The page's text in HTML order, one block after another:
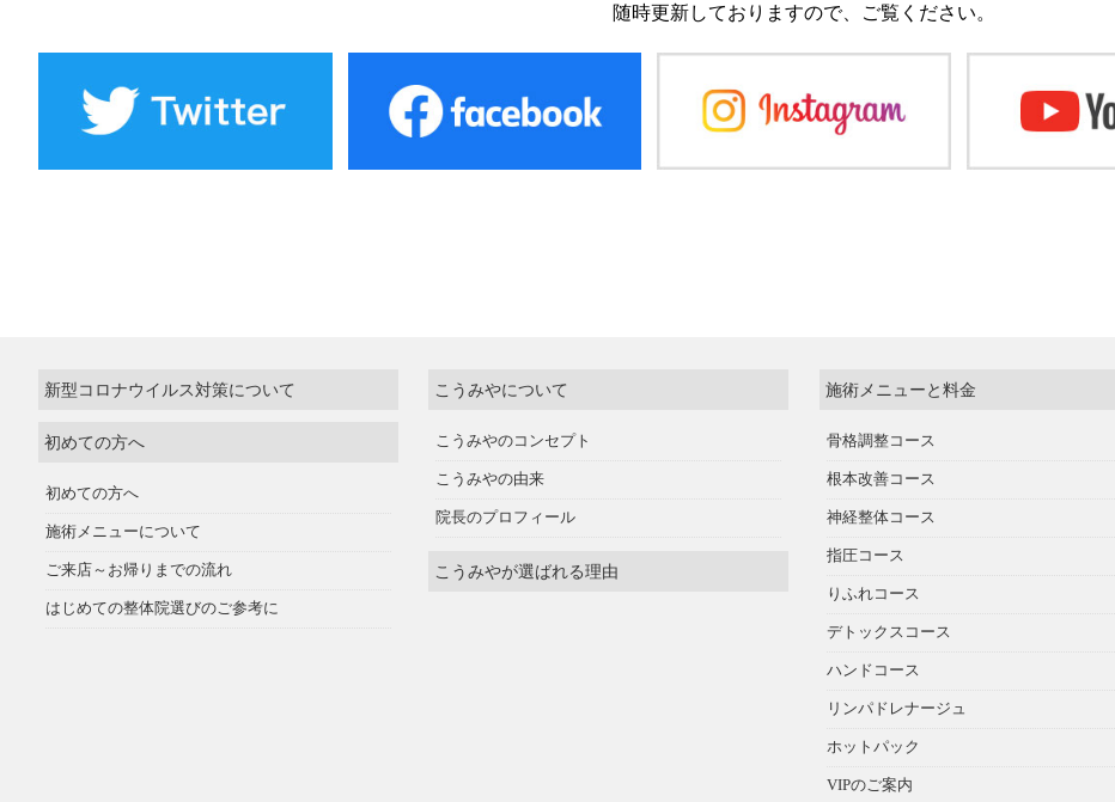
随時更新しておりますので、 ご覧ください。
新型コロナウイルス対策について
初めての方へ
初めての方へ
施術メニューについて
ご来店～お帰りまでの流れ
はじめての整体院選びのご参考に
こうみやについて
こうみやのコンセプト
こうみやの由来
院長のプロフィール
こうみやが選ばれる理由
施術メニューと料金
骨格調整コース
根本改善コース
神経整体コース
指圧コース
りふれコース
デトックスコース
ハンドコース
リンパドレナージュ
ホットパック
VIPのご案内